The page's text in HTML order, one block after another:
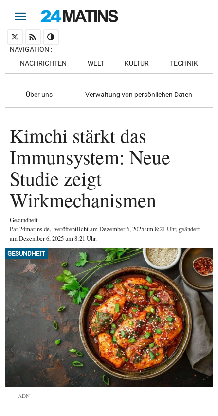
NAVIGATION :
NACHRICHTEN
WELT KULTUR TECHNIK
Über uns Verwaltung von persönlichen Daten
Kimchi stärkt das
Immunsystem: Neue
Studie zeigt
Wirkmechanismen
Gesundheit
Par24matins.de, veröffentlicht amDezember 6, 2025um 8:21 Uhr, geändert
am Dezember 6, 2025 um 8:21 Uhr.
GESUNDHEIT
ADN